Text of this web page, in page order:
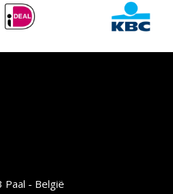
Paal - België